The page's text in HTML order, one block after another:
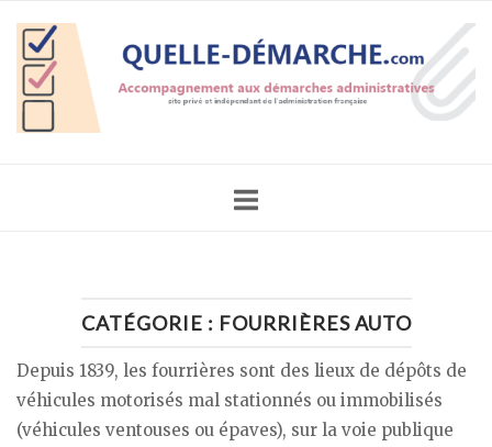
content
Home
CATÉGORIE : FOURRIÈRES AUTO
Depuis 1839, les fourrières sont des lieux de dépôts de
véhicules motorisés mal stationnés ou immobilisés
(véhicules ventouses ou épaves), sur la voie publique